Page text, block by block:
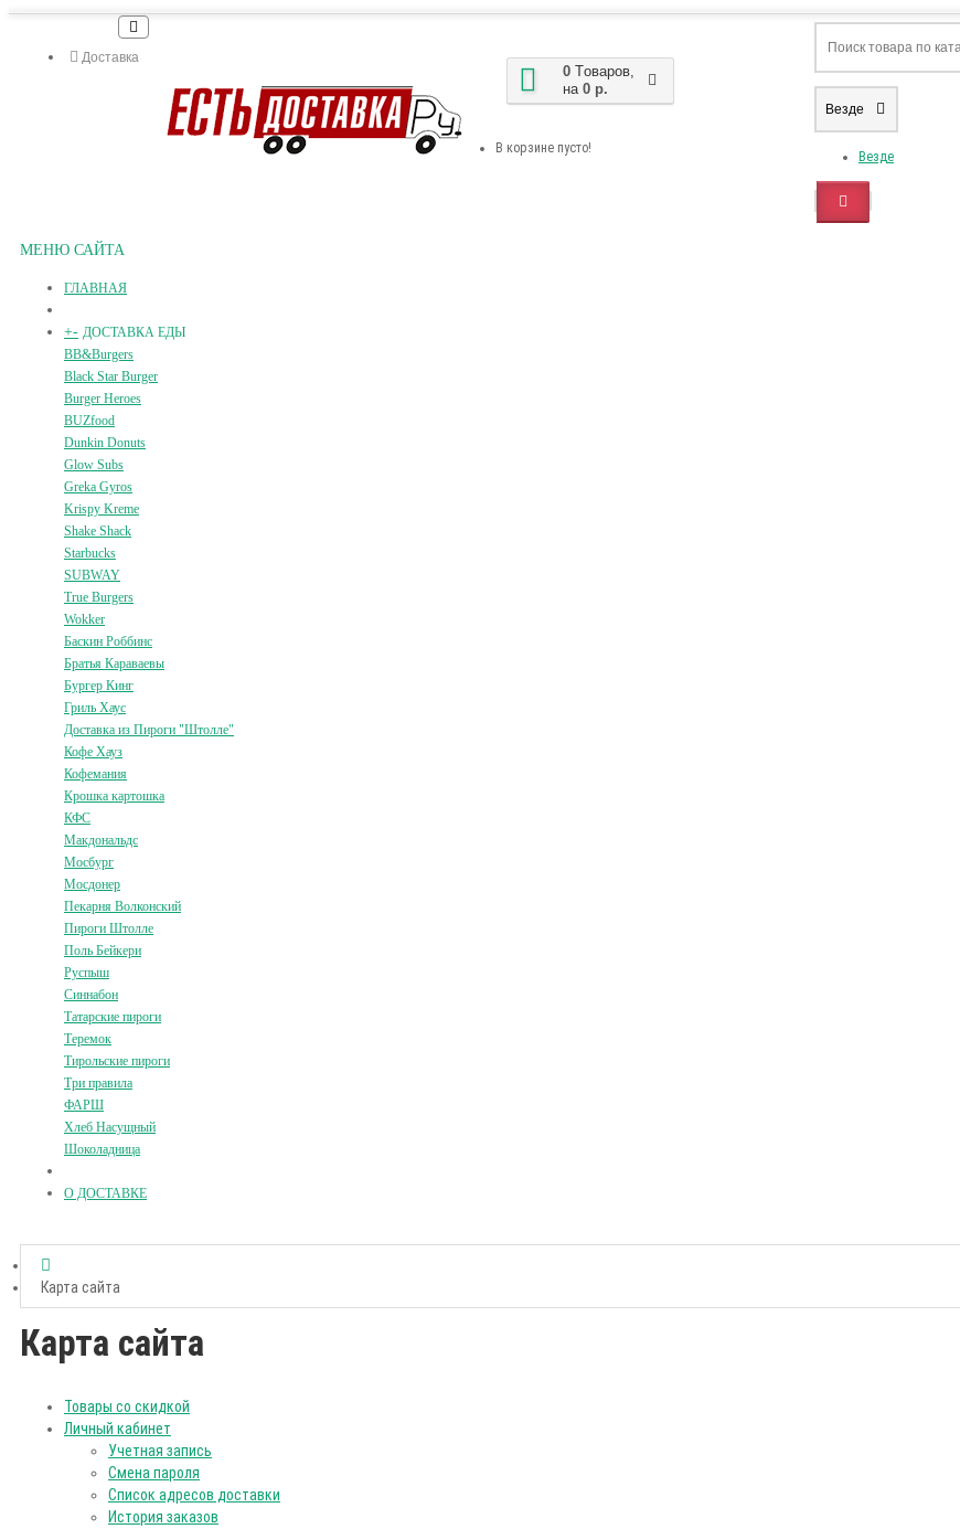
Доставка
0 Tоваров,
на 0 р.
В корзине пусто!
Везде
Везде
МЕНЮ САЙТА
ГЛАВНАЯ
+- ДОСТАВКА ЕДЫ
BB&Burgers
Black Star Burger
Burger Heroes
BUZfood
Dunkin Donuts
Glow Subs
Greka Gyros
Krispy Kreme
Shake Shack
Starbucks
SUBWAY
True Burgers
Wokker
Баскин Роббинс
Братья Караваевы
Бургер Кинг
Гриль Хаус
Доставка из Пироги "Штолле"
Кофе Хауз
Кофемания
Крошка картошка
КФС
Макдональдс
Мосбург
Мосдонер
Пекарня Волконский
Пироги Штолле
Поль Бейкери
Руспыш
Синнабон
Татарские пироги
Теремок
Тирольские пироги
Три правила
ФАРШ
Хлеб Насущный
Шоколадница
О ДОСТАВКЕ
Карта сайта
Карта сайта
Товары со скидкой
Личный кабинет
Учетная запись
Смена пароля
Список адресов доставки
История заказов